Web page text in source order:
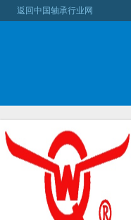
返回中国轴承行业网